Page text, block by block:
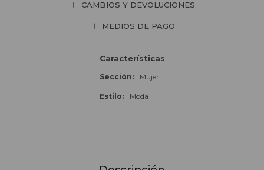
CAMBIOS Y DEVOLUCIONES
MEDIOS DE PAGO
Características
Sección Mujer
Estilo Moda